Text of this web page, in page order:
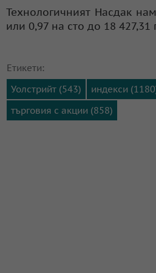
Технологичният Насдак
или 0,97 на сто до 18 427,31
Етикети:
Уолстрийт (543)
индекси
търговия с акции (858)